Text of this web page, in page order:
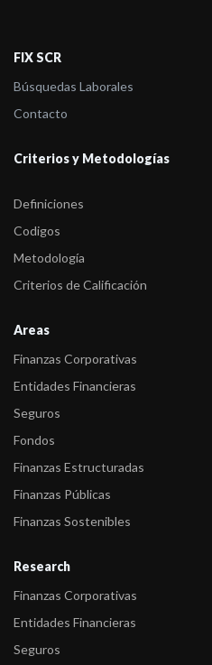
FIX SCR
Búsquedas Laborales
Contacto
Criterios y Metodologías
Definiciones
Codigos
Metodología
Criterios de Calificación
Areas
Finanzas Corporativas
Entidades Financieras
Seguros
Fondos
Finanzas Estructuradas
Finanzas Públicas
Finanzas Sostenibles
Research
Finanzas Corporativas
Entidades Financieras
Seguros